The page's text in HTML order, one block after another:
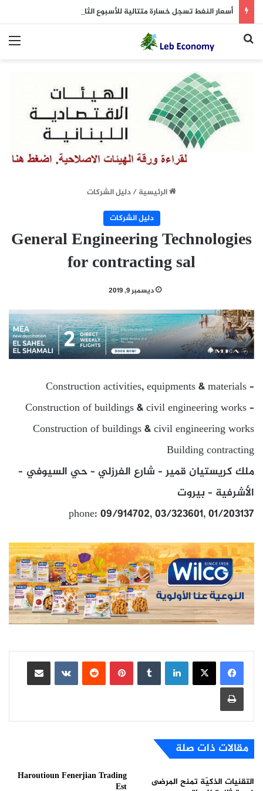
بحث عن
الرئيسية/دليل الشركات
دليل الشركات
General Engineering Technologies
for contracting sal
ديسمبر 9, 2019
Construction activities, equipments & materials –
Construction of buildings & civil engineering works –
Construction of buildings & civil engineering works
Building contracting
ملك كريستيان قمير – شارع الفرزلي – حي السيوفي –
الأشرفية – بيروت
phone: 09/914702, 03/323601, 01/203137
لينكدإن بينتيريست
مشاركة عبر البريد
طباعة
مقالات ذات صلة
التقنيات الذكيّة تمنح المرضى
Haroutioun Fenerjian Trading
Est